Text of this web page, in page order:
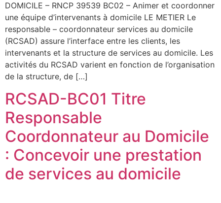
DOMICILE – RNCP 39539 BC02 – Animer et coordonner
une équipe d’intervenants à domicile LE METIER Le
responsable – coordonnateur services au domicile
(RCSAD) assure l’interface entre les clients, les
intervenants et la structure de services au domicile. Les
activités du RCSAD varient en fonction de l’organisation
de la structure, de […]
RCSAD-BC01 Titre
Responsable
Coordonnateur au Domicile
: Concevoir une prestation
de services au domicile